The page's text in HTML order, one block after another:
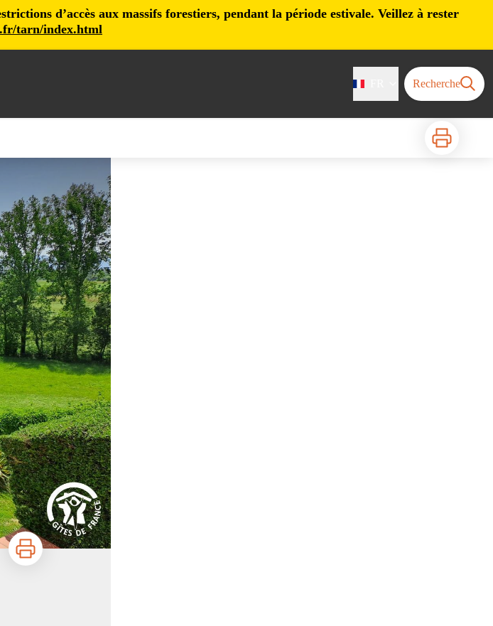
d’accès aux massifs forestiers, pendant la période estivale. Veillez à rester
tarn/index.html
Recherche
Imprimer
Imprimer